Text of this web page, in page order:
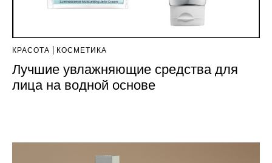
КРАСОТА КОСМЕТИКА
Лучшие увлажняющие средства для
лица на водной основе